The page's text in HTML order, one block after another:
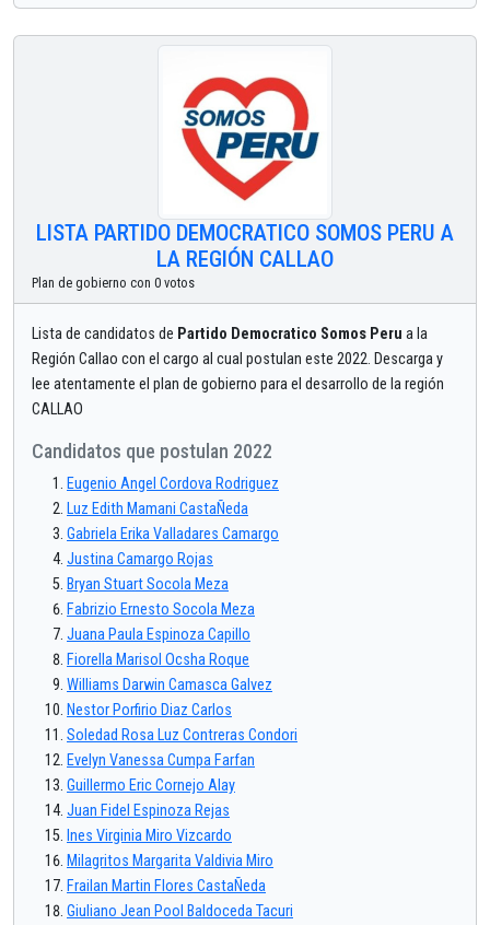
LISTA PARTIDO DEMOCRATICO SOMOS PERU A
LA REGIÓN CALLAO
Plan de gobierno con 0 votos
Lista de candidatos de Partido Democratico Somos Peru a la
Región Callao con el cargo al cual postulan este 2022. Descarga y
lee atentamente el plan de gobierno para el desarrollo de la región
CALLAO
Candidatos que postulan 2022
Eugenio Angel Cordova Rodriguez
Luz Edith Mamani CastaÑeda
Gabriela Erika Valladares Camargo
Justina Camargo Rojas
Bryan Stuart Socola Meza
Fabrizio Ernesto Socola Meza
Juana Paula Espinoza Capillo
Fiorella Marisol Ocsha Roque
Williams Darwin Camasca Galvez
Nestor Porfirio Diaz Carlos
Soledad Rosa Luz Contreras Condori
Evelyn Vanessa Cumpa Farfan
Guillermo Eric Cornejo Alay
Juan Fidel Espinoza Rejas
Ines Virginia Miro Vizcardo
Milagritos Margarita Valdivia Miro
Frailan Martin Flores CastaÑeda
Giuliano Jean Pool Baldoceda Tacuri